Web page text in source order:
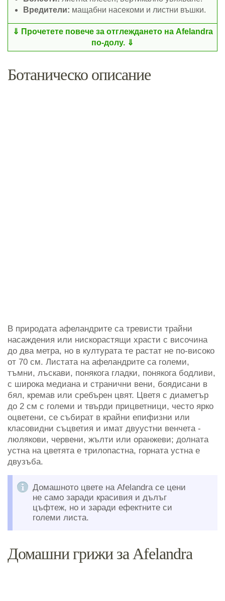
Вредители: мащабни насекоми и листни въшки.
Прочетете повече за отглеждането на Afelandra
по-долу.
Ботаническо описание
В природата афеландрите са тревисти трайни
насаждения или нискорастящи храсти с височина
до два метра, но в културата те растат не по-високо
от 70 см. Листата на афеландрите са големи,
тъмни, лъскави, понякога гладки, понякога бодливи,
с широка медиана и странични вени, боядисани в
бял, кремав или сребърен цвят. Цветя с диаметър
до 2 см с големи и твърди прицветници, често ярко
оцветени, се събират в крайни епифизни или
класовидни съцветия и имат двуустни венчета -
люлякови, червени, жълти или оранжеви; долната
устна на цветята е трилопастна, горната устна е
двузъба.
Домашното цвете на Afelandra се цени
не само заради красивия и дълъг
цъфтеж, но и заради ефектните си
големи листа.
Домашни грижи за Afelandra